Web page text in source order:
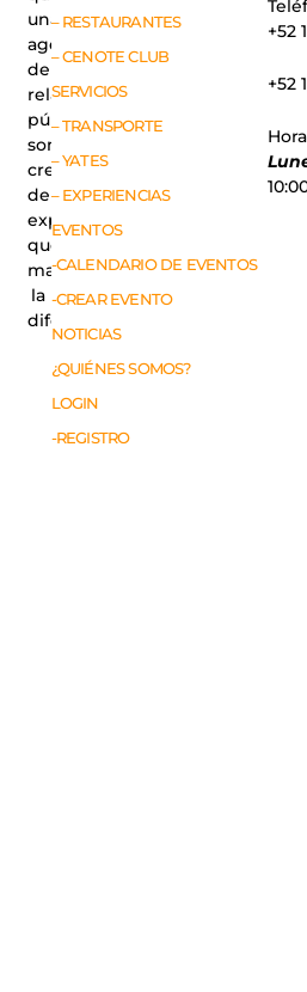
una
agencia
de
relaciones
públicas,
somos
creadores
de
experiencias
que
marcan
la
diferencia.
– RESTAURANTES
– CENOTE CLUB
SERVICIOS
– TRANSPORTE
– YATES
– EXPERIENCIAS
EVENTOS
-CALENDARIO DE EVENTOS
-CREAR EVENTO
NOTICIAS
¿QUIÉNES SOMOS?
LOGIN
-REGISTRO
+52
+52